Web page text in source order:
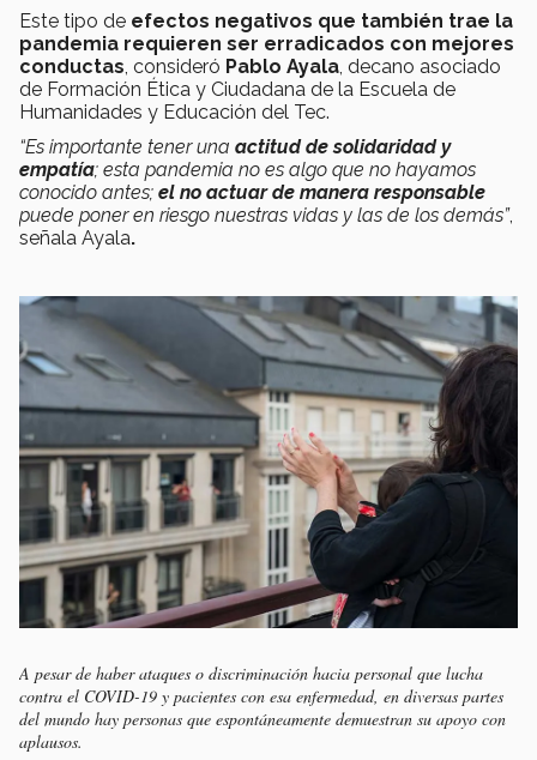
Este tipo de efectos negativos que también trae la
pandemia requieren ser erradicados con mejores
conductas , consideró Pablo Ayala , decano asociado
de Formación Ética y Ciudadana de la Escuela de
Humanidades y Educación del Tec.
“Es importante tener una actitud de solidaridad y
empatía; esta pandemia no es algo que no hayamos
conocido antes; el no actuar de manera responsable
puede poner en riesgo nuestras vidas y las de los demás”,
señala Ayala.
A pesar de haber ataques o discriminación hacia personal que lucha
contra el COVID-19 y pacientes con esa enfermedad, en diversas partes
del mundo hay personas que espontáneamente demuestran su apoyo con
aplausos.